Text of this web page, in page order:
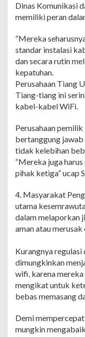
Dinas Komunikasi
memiliki peran
“Mereka
standar instalasi
dan secara rutin
kepatuhan.
​Perusahaan Tiang
Tiang-tiang ini
kabel-kabel WiFi.
Perusahaan
bertanggung
tidak kelebihan
“Mereka juga
pihak ketiga” ucap
4. ​Masyarakat
utama
dalam melaporkan
aman atau
​Kurangnya regulasi
dimungkinkan
wifi, karena
mengikat untuk
bebas memasang
Demi
mungkin